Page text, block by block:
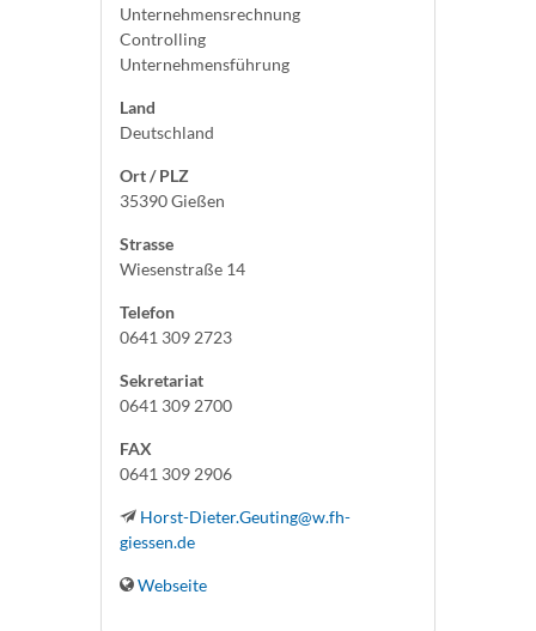
Unternehmensrechnung
Controlling
Unternehmensführung
Land
Deutschland
Ort / PLZ
35390 Gießen
Strasse
Wiesenstraße 14
Telefon
0641 309 2723
Sekretariat
0641 309 2700
FAX
0641 309 2906
Horst-Dieter.Geuting@w.fh-
giessen.de
Webseite